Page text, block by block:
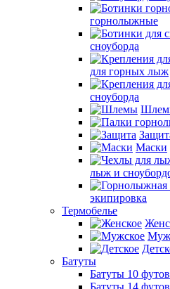
горнолыжные
сноуборда
для горных лыж
сноуборда
Маски
лыж и
экипировка
Термобелье
Батуты
Батуты 10
Батуты 14